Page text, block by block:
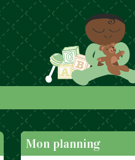
Mon planning